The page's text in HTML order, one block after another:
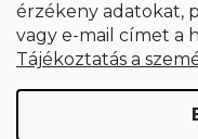
érzékeny adatokat,
vagy e-mail címet a
Tájékoztatás a